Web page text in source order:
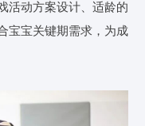
活动方案设计、适龄的
宝宝关键期需求，为成